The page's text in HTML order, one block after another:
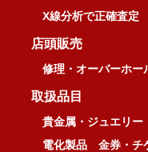
X線分析で正確査定
店頭販売
修理・オーバーホー
取扱品目
貴金属・ジュエリー
電化製品
金券・チ